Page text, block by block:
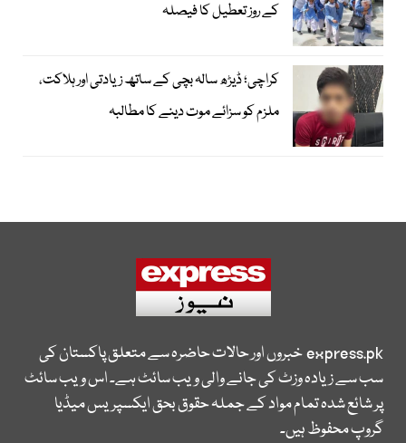
کے روز تعطیل کا فیصلہ
کراچی؛ ڈیڑھ سالہ بچی کے ساتھ زیادتی اور ہلاکت،
ملزم کو سزائے موت دینے کا مطالبہ
express.pkخبروں اور حالات حاضرہ سے متعلق پاکستان کی
سب سے زیادہ وزٹ کی جانے والی ویب سائٹ ہے۔ اس ویب سائٹ
پر شائع شدہ تمام مواد کے جملہ حقوق بحق ایکسپریس میڈیا
گروپ محفوظ ہیں۔